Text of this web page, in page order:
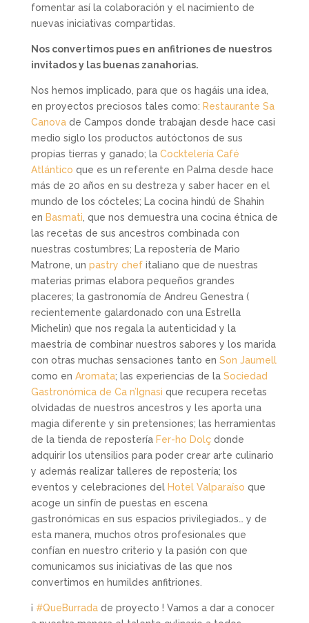
fomentar así la colaboración y el nacimiento de
nuevas iniciativas compartidas.
Nos convertimos pues en anfitriones de nuestros
invitados y las buenas zanahorias.
Nos hemos implicado, para que os hagáis una idea,
en proyectos preciosos tales como: Restaurante Sa
Canovade Campos donde trabajan desde hace casi
medio siglo los productos autóctonos de sus
propias tierras y ganado; la Cocktelería Café
Atlántico que es un referente en Palma desde hace
más de 20 años en su destreza y saber hacer en el
mundo de los cócteles; La cocina hindú de Shahin
en Basmati, que nos demuestra una cocina étnica de
las recetas de sus ancestros combinada con
nuestras costumbres; La repostería de Mario
Matrone, un pastry chefitaliano que de nuestras
materias primas elabora pequeños grandes
placeres; la gastronomía de Andreu Genestra (
recientemente galardonado con una Estrella
Michelin) que nos regala la autenticidad y la
maestría de combinar nuestros sabores y los marida
con otras muchas sensaciones tanto en Son Jaumell
como en Aromata; las experiencias de la Sociedad
Gastronómica de Ca n’Ignasi que recupera recetas
olvidadas de nuestros ancestros y les aporta una
magia diferente y sin pretensiones; las herramientas
de la tienda de repostería Fer-ho Dolçdonde
adquirir los utensilios para poder crear arte culinario
y además realizar talleres de repostería; los
eventos y celebraciones del Hotel Valparaíso que
acoge un sinfín de puestas en escena
gastronómicas en sus espacios privilegiados… y de
esta manera, muchos otros profesionales que
confían en nuestro criterio y la pasión con que
comunicamos sus iniciativas de las que nos
convertimos en humildes anfitriones.
¡ #QueBurradade proyecto ! Vamos a dar a conocer